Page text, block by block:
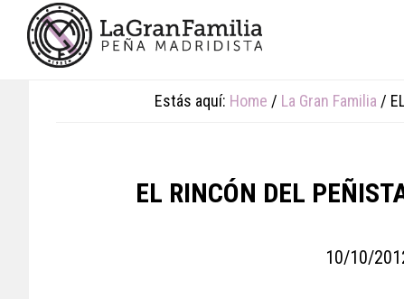
primary
footer
Estás aquí: Home / La Gran Familia /
EL RINCÓN DEL
10/10/